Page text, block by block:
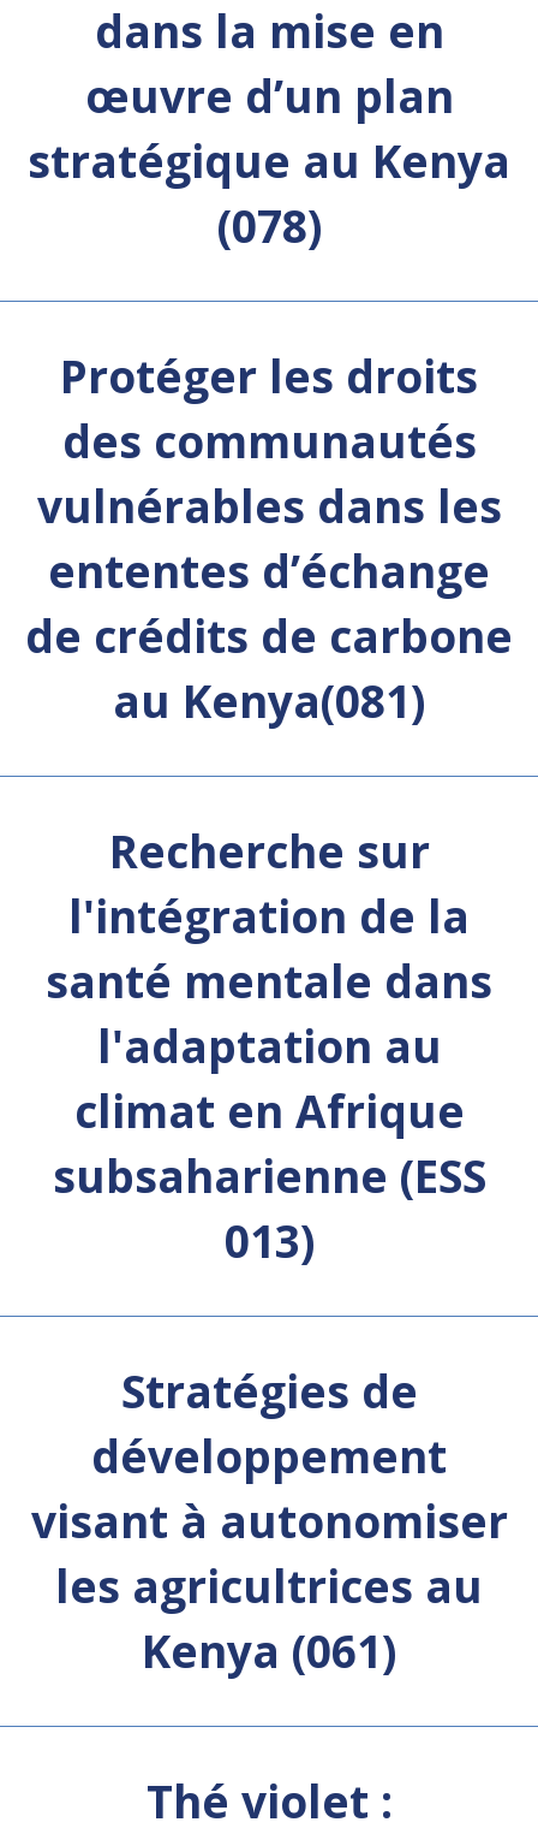
dans la mise en
œuvre d’un plan
stratégique au Kenya
(078)
Protéger les droits
des communautés
vulnérables dans les
ententes d’échange
de crédits de carbone
au Kenya(081)
Recherche sur
l'intégration de la
santé mentale dans
l'adaptation au
climat en Afrique
subsaharienne (ESS
013)
Stratégies de
développement
visant à autonomiser
les agricultrices au
Kenya (061)
Thé violet :